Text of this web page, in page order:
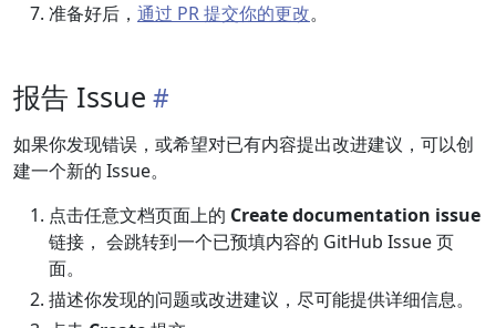
准备好后， 通过 PR 提交你的更改。
报告 Issue
如果你发现错误，或希望对已有内容提出改进建议，可以创
建一个新的 Issue。
点击任意文档页面上的 Create documentation issue
链接， 会跳转到一个已预填内容的 GitHub Issue 页
面。
描述你发现的问题或改进建议，尽可能提供详细信息。